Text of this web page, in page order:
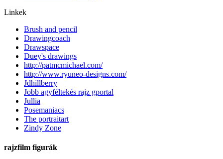
Linkek
Brush and pencil
Drawingcoach
Drawspace
Duey's drawings
http://patmcmichael.com/
http://www.ryuneo-designs.com/
Jdhillberry
Jobb agyféltekés rajz gportal
Jullia
Posemaniacs
The portraitart
Zindy Zone
rajzfilm figurák